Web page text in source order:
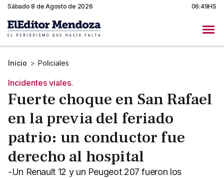
Sábado 8 de Agosto de 2026 06:49HS
Inicio > Policiales
Incidentes viales.
Fuerte choque en San Rafael
en la previa del feriado
patrio: un conductor fue
derecho al hospital
-Un Renault 12 y un Peugeot 207 fueron los